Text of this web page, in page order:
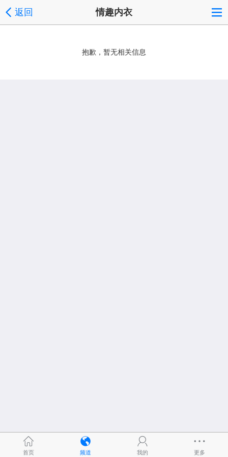
返回 情趣内衣
抱歉，暂无相关信息
首页 频道 我的 更多